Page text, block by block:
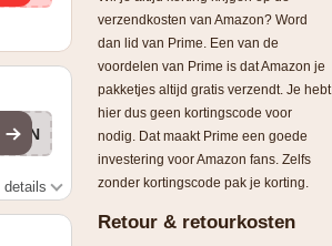
JAN
details
verzendkosten van Amazon? Word
dan lid van Prime. Een van de
voordelen van Prime is dat Amazon je
pakketjes altijd gratis verzendt. Je hebt
hier dus geen kortingscode voor
nodig. Dat maakt Prime een goede
investering voor Amazon fans. Zelfs
zonder kortingscode pak je korting.
Retour & retourkosten